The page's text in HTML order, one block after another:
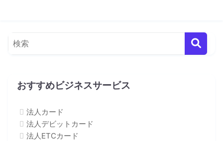
おすすめビジネスサービス
法人カード
法人デビットカード
法人ETCカード